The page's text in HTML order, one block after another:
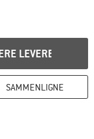
LEVERES
SAMMENLIGNE